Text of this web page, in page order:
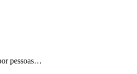
pessoas…